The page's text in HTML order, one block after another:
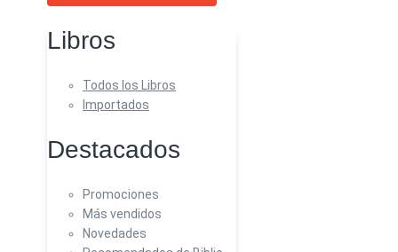
Libros
Todos los Libros
Importados
Destacados
Promociones
Más vendidos
Novedades